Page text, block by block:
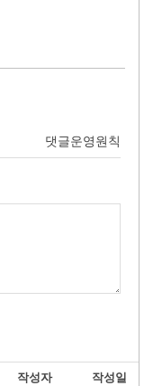
댓글운영원칙
작성자 작성일